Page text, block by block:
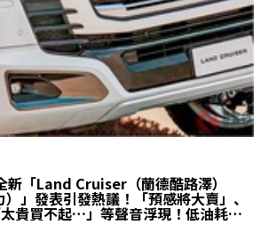
「Land Cruiser（蘭德酷路澤）
」發表引發熱議！「預感將大賣」、
太貴買不起…」等聲音浮現！低油耗與
「新車型」卡達規受矚目！